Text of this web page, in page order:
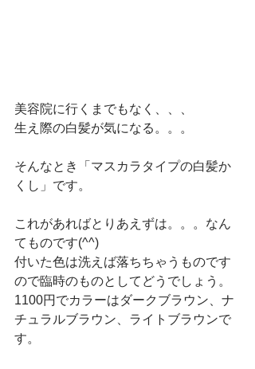
美容院に行くまでもなく、、、
生え際の白髪が気になる。。。
そんなとき「マスカラタイプの白髪か
くし」です。
これがあればとりあえずは。。。なん
てものです(^^)
付いた色は洗えば落ちちゃうものです
ので臨時のものとしてどうでしょう。
1100円でカラーはダークブラウン、ナ
チュラルブラウン、ライトブラウンで
す。